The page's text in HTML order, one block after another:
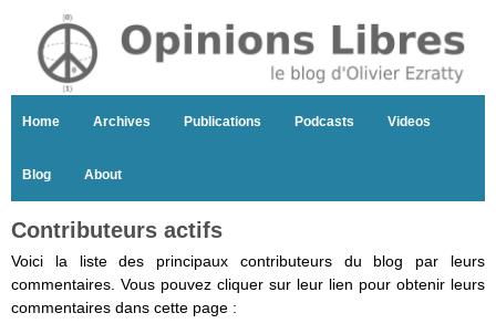
Home Archives Publications Podcasts Videos
Blog About
Contributeurs actifs
Voici la liste des principaux contributeurs du blog par leurs
commentaires. Vous pouvez cliquer sur leur lien pour obtenir leurs
commentaires dans cette page :